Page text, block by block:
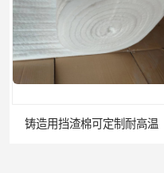
铸造用挡渣棉可定制耐高温